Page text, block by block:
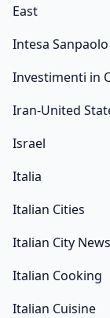
East
Intesa Sanpaolo
Investimenti in
Iran-United
Israel
Italia
Italian Cities
Italian City
Italian Cooking
Italian Cuisine